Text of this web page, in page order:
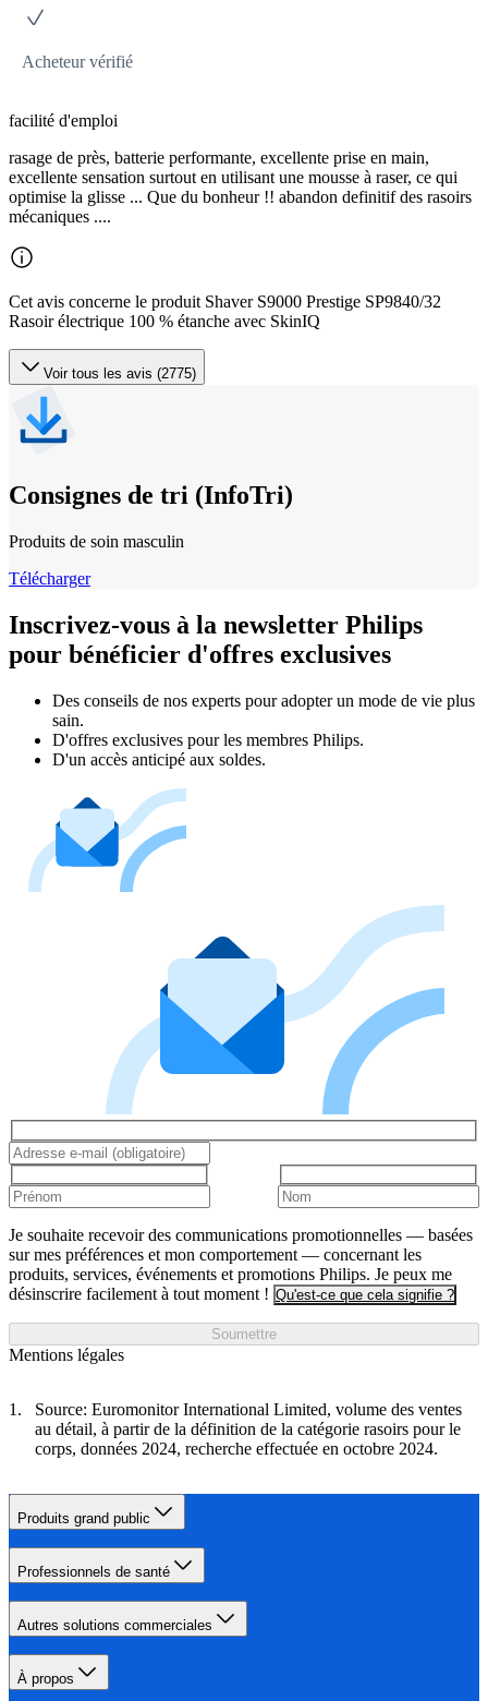
Acheteur vérifié
facilité d'emploi
rasage de près, batterie performante, excellente prise en main,
excellente sensation surtout en utilisant une mousse à raser, ce qui
optimise la glisse ... Que du bonheur !! abandon definitif des rasoirs
mécaniques ....
Cet avis concerne le produit Shaver S9000 Prestige SP9840/32
Rasoir électrique 100 % étanche avec SkinIQ
Voir tous les avis (2775)
Consignes de tri (InfoTri)
Produits de soin masculin
Télécharger
Inscrivez-vous à la newsletter Philips
pour bénéficier d'offres exclusives
Des conseils de nos experts pour adopter un mode de vie plus
sain.
D'offres exclusives pour les membres Philips.
D'un accès anticipé aux soldes.
Je souhaite recevoir des communications promotionnelles — basées
sur mes préférences et mon comportement — concernant les
produits, services, événements et promotions Philips. Je peux me
désinscrire facilement à tout moment ! Qu'est-ce que cela signifie ?
Soumettre
Mentions légales
Source: Euromonitor International Limited, volume des ventes
au détail, à partir de la définition de la catégorie rasoirs pour le
corps, données 2024, recherche effectuée en octobre 2024.
Produits grand public
Professionnels de santé
Autres solutions commerciales
À propos